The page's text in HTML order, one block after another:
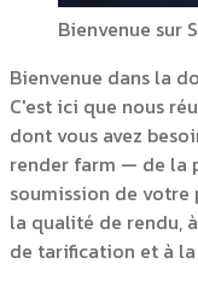
Bienvenue sur
Bienvenue dans la
C'est ici que nous
dont vous avez
render farm — de la
soumission de votre
la qualité de rendu,
de tarification et à